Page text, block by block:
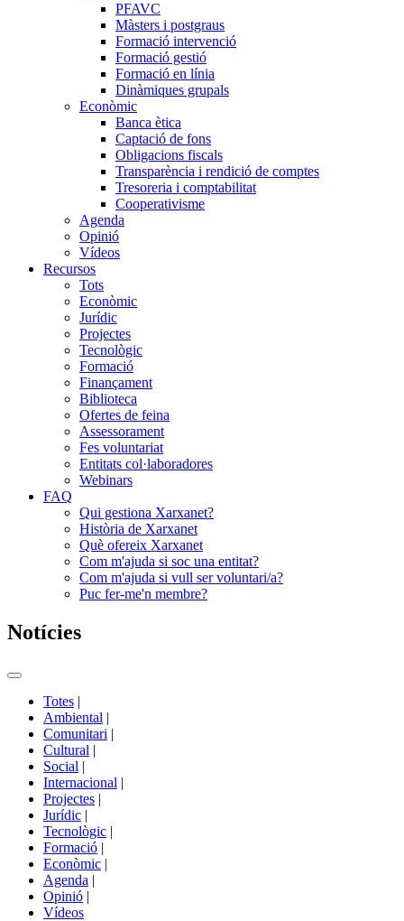
PFAVC
Màsters i postgraus
Formació intervenció
Formació gestió
Formació en línia
Dinàmiques grupals
Econòmic
Banca ètica
Captació de fons
Obligacions fiscals
Transparència i rendició de comptes
Tresoreria i comptabilitat
Cooperativisme
Agenda
Opinió
Vídeos
Recursos
Tots
Econòmic
Jurídic
Projectes
Tecnològic
Formació
Finançament
Biblioteca
Ofertes de feina
Assessorament
Fes voluntariat
Entitats col·laboradores
Webinars
FAQ
Qui gestiona Xarxanet?
Història de Xarxanet
Què ofereix Xarxanet
Com m'ajuda si soc una entitat?
Com m'ajuda si vull ser voluntari/a?
Puc fer-me'n membre?
Notícies
Commutador
portals
Totes |
Ambiental |
Comunitari |
Cultural |
Social |
Internacional |
Projectes |
Jurídic |
Tecnològic |
Formació |
Econòmic |
Agenda |
Opinió |
Vídeos